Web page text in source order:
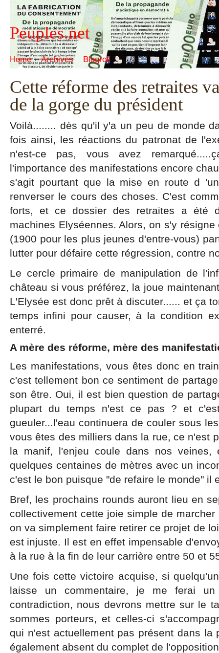
Peuples.net
Home Archives Blogroll
Cette réforme des retraites
de la gorge du président
Voilà........ dès qu'il y'a un peu de monde
fois ainsi, les réactions du patronat de
n'est-ce pas, vous avez
l'importance des manifestations encore
s'agit pourtant que la mise en route d
renverser le cours des choses. C'est
forts, et ce dossier des retraites a été
machines Elyséennes. Alors, on s'y
(1900 pour les plus jeunes d'entre-vous)
lutter pour défaire cette régression, contre
Le cercle primaire de manipulation de
château si vous préférez, la joue
L'Elysée est donc prêt à discuter...... et ça
temps infini pour causer, à la condition
enterré.
A mère des réforme, mère des
Les manifestations, vous êtes donc en
c'est tellement bon ce sentiment de
son être. Oui, il est bien question de
plupart du temps n'est ce pas ? et
gueuler...l'eau continuera de couler sous
vous êtes des milliers dans la rue, ce n'est
la manif, l'enjeu coule dans nos
quelques centaines de mètres avec un
c'est le bon puisque "de refaire le monde" il
Bref, les prochains rounds auront lieu en
collectivement cette joie simple de
on va simplement faire retirer ce projet de
est injuste. Il est en effet impensable
à la rue à la fin de leur carrière entre 50 et
Une fois cette victoire acquise, si
laisse un commentaire, je me ferai
contradiction, nous devrons mettre sur le
sommes porteurs, et celles-ci
qui n'est actuellement pas présent dans la
également absent du complet de